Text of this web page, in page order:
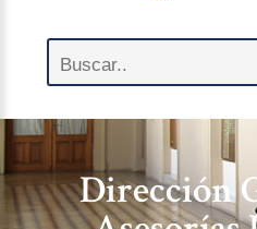
Dirección